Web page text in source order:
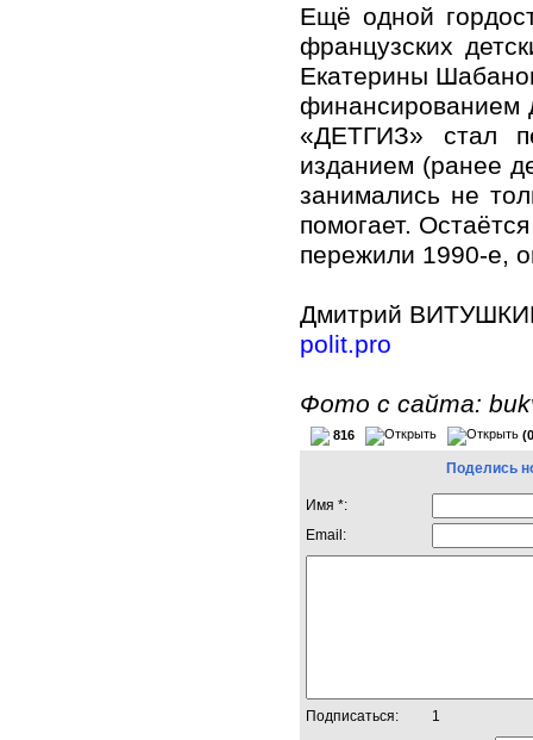
Ещё одной
французских
Екатерины
финансированием
«ДЕТГИЗ» стал
изданием (ранее
занимались не
помогает.
пережили 1990-е,
Дмитрий
polit.pro
Фото с сайта:
816
Поделись
Имя *:
Email:
Подписаться: 1